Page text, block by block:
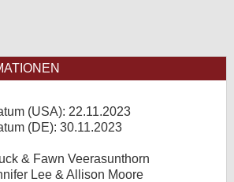
(USA): 22.11.2023
(DE): 30.11.2023
& Fawn Veerasunthorn
Lee & Allison Moore